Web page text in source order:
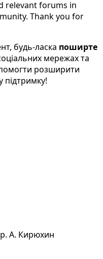
relevant forums in
Thank you for
будь-ласка поширте
мережах та
розширити
підтримку!
А. Кирюхин